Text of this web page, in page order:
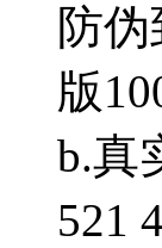
防
版
b.真
521